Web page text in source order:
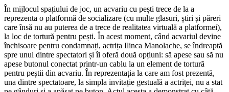
În mijlocul spațiului de joc, un acvariu cu pești trece de la a
reprezenta o platformă de socializare (cu multe glasuri, știri și păreri
care însă nu au puterea de a trece de realitatea virtuală a platformei),
la loc de tortură pentru pești. În acest moment, când acvariul devine
închisoare pentru condamnați, actrița Ilinca Manolache, se îndreaptă
spre unul dintre spectatori și îi oferă două opțiuni: să apese sau să nu
apese butonul conectat printr-un cablu la un element de tortură
pentru peștii din acvariu. În reprezentația la care am fost prezentă,
una dintre spectatoare, la simpla invitație gestuală a actriței, nu a stat